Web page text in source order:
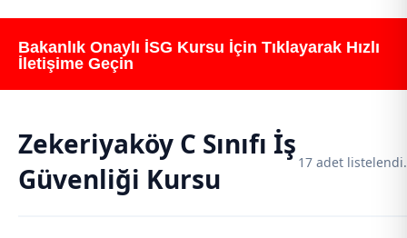
Bakanlık Onaylı İSG Kursu İçin Tıklayarak Hızlı
İletişime Geçin
Zekeriyaköy C Sınıfı İş
Güvenliği Kursu
17 adet listelendi.